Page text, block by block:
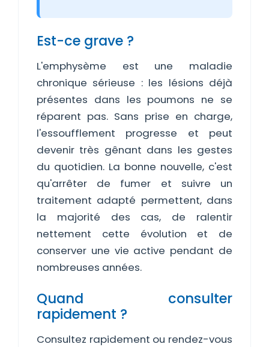
Est-ce grave ?
L'emphysème est une maladie
chronique sérieuse : les lésions déjà
présentes dans les poumons ne se
réparent pas. Sans prise en charge,
l'essoufflement progresse et peut
devenir très gênant dans les gestes
du quotidien. La bonne nouvelle, c'est
qu'arrêter de fumer et suivre un
traitement adapté permettent, dans
la majorité des cas, de ralentir
nettement cette évolution et de
conserver une vie active pendant de
nombreuses années.
Quand consulter
rapidement ?
Consultez rapidement ou rendez-vous